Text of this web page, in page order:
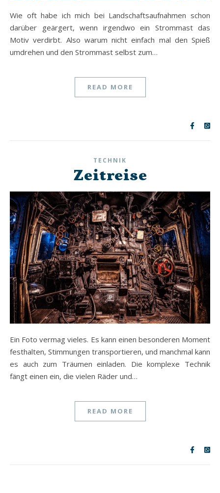
Wie oft habe ich mich bei Landschaftsaufnahmen schon
darüber geärgert, wenn irgendwo ein Strommast das
Motiv verdirbt. Also warum nicht einfach mal den Spieß
umdrehen und den Strommast selbst zum…
READ MORE
TECHNIK
Zeitreise
Ein Foto vermag vieles. Es kann einen besonderen Moment
festhalten, Stimmungen transportieren, und manchmal kann
es auch zum Träumen einladen. Die komplexe Technik
fängt einen ein, die vielen Räder und…
READ MORE